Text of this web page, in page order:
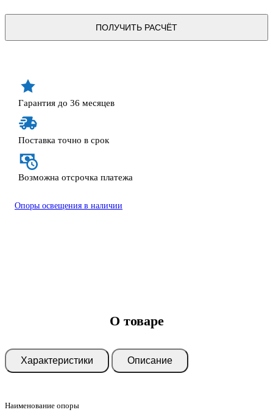
ПОЛУЧИТЬ РАСЧЁТ
Гарантия до 36 месяцев
Поставка точно в срок
Возможна отсрочка платежа
Опоры освещения в наличии
О товаре
Характеристики Описание
Наименование опоры